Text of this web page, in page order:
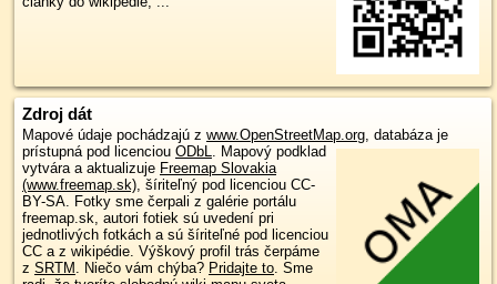
Zdroj dát
Mapové údaje pochádzajú z www.OpenStreetMap.org, databáza je
prístupná pod licenciou ODbL. Mapový podklad
vytvára a aktualizuje Freemap Slovakia
(www.freemap.sk), šíriteľný pod licenciou CC-
BY-SA. Fotky sme čerpali z galérie portálu
freemap.sk, autori fotiek sú uvedení pri
jednotlivých fotkách a sú šíriteľné pod licenciou
CC a z wikipédie. Výškový profil trás čerpáme
z SRTM . Niečo vám chýba? Pridajte to. Sme